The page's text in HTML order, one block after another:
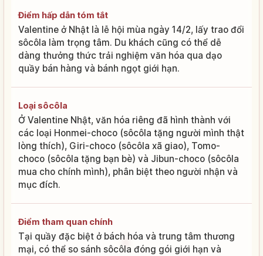
Điểm hấp dẫn tóm tắt
Valentine ở Nhật là lễ hội mùa ngày 14/2, lấy trao đổi
sôcôla làm trọng tâm. Du khách cũng có thể dễ
dàng thưởng thức trải nghiệm văn hóa qua dạo
quầy bán hàng và bánh ngọt giới hạn.
Loại sôcôla
Ở Valentine Nhật, văn hóa riêng đã hình thành với
các loại Honmei-choco (sôcôla tặng người mình thật
lòng thích), Giri-choco (sôcôla xã giao), Tomo-
choco (sôcôla tặng bạn bè) và Jibun-choco (sôcôla
mua cho chính mình), phân biệt theo người nhận và
mục đích.
Điểm tham quan chính
Tại quầy đặc biệt ở bách hóa và trung tâm thương
mại, có thể so sánh sôcôla đóng gói giới hạn và